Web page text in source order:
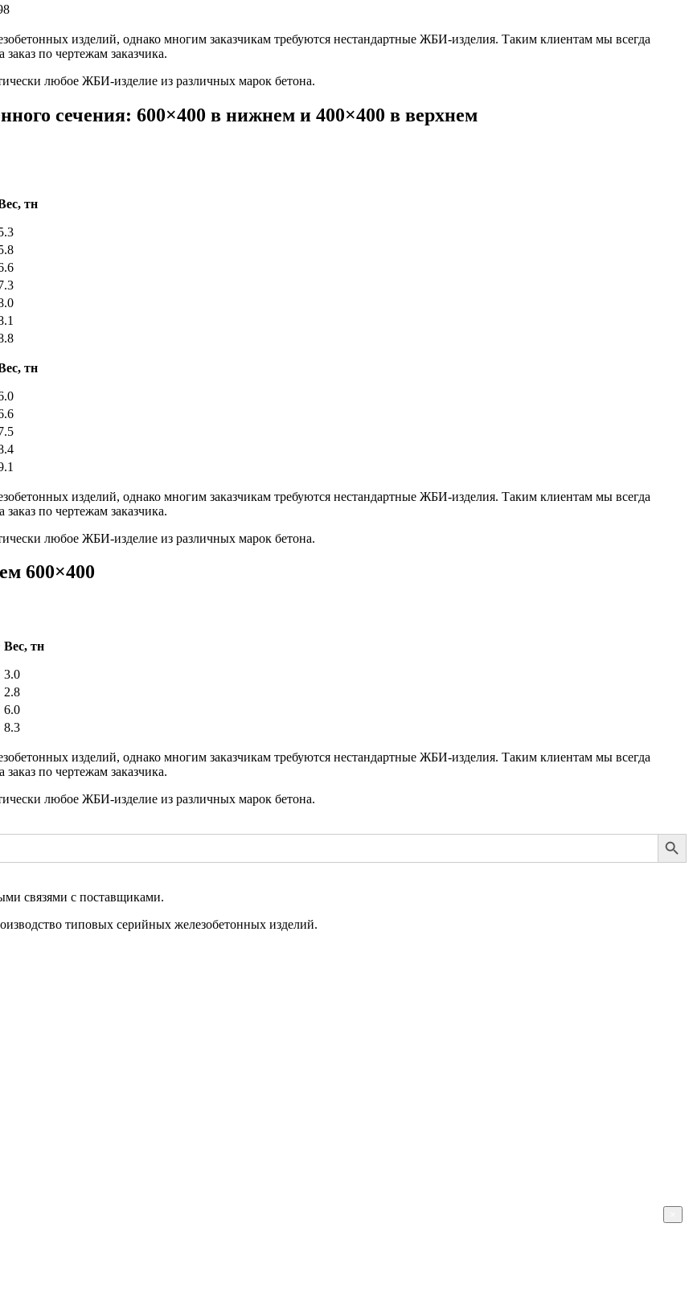
изделий, однако многим заказчикам требуются нестандартные ЖБИ-изделия. Таким клиентам мы всегда
по чертежам заказчика.
любое ЖБИ-изделие из различных марок бетона.
сечения: 600×400 в нижнем и 400×400 в верхнем
тн
тн
изделий, однако многим заказчикам требуются нестандартные ЖБИ-изделия. Таким клиентам мы всегда
по чертежам заказчика.
любое ЖБИ-изделие из различных марок бетона.
600×400
Вес, тн
3.0
2.8
6.0
8.3
изделий, однако многим заказчикам требуются нестандартные ЖБИ-изделия. Таким клиентам мы всегда
по чертежам заказчика.
любое ЖБИ-изделие из различных марок бетона.
Search Button
связями с поставщиками.
типовых серийных железобетонных изделий.